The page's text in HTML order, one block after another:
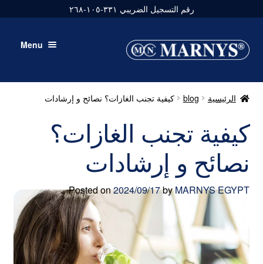
رقم التسجيل الضريبي ٣٣١-١٠٥-٢٦٨
Skip
to
Skip
to
Menu
منتجات
مدونة
اتصل بنا
حسابي
الرئيسية blog كيفية تجنب الغازات؟ نصائح و إرشادات
Posted on2024/09/17byMARNYS EGYPT
كيفية تجنب الغازات؟
نصائح و إرشادات